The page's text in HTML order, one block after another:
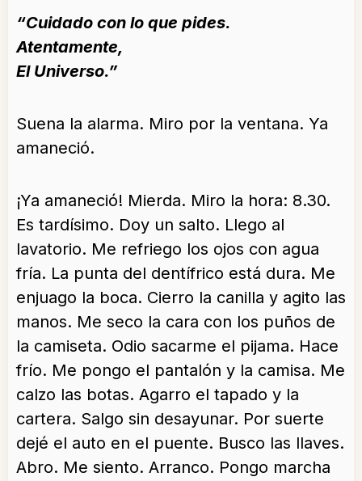
“Cuidado con lo que pides.
Atentamente,
El Universo.”
Suena la alarma. Miro por la ventana. Ya
amaneció.
¡Ya amaneció! Mierda. Miro la hora: 8.30.
Es tardísimo. Doy un salto. Llego al
lavatorio. Me refriego los ojos con agua
fría. La punta del dentífrico está dura. Me
enjuago la boca. Cierro la canilla y agito las
manos. Me seco la cara con los puños de
la camiseta. Odio sacarme el pijama. Hace
frío. Me pongo el pantalón y la camisa. Me
calzo las botas. Agarro el tapado y la
cartera. Salgo sin desayunar. Por suerte
dejé el auto en el puente. Busco las llaves.
Abro. Me siento. Arranco. Pongo marcha